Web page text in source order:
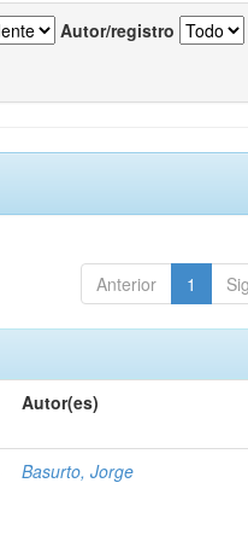
Autor/registro
Anterior 1
Autor(es)
Basurto, Jorge